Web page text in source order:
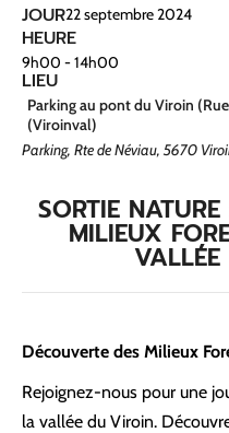
JOUR22septembre2024
HEURE
9h00 - 14h00
LIEU
Parking au pont du Viroin
(Viroinval)
Parking, Rte de Néviau, 5670
SORTIE
MILIEUX
Découverte des Milieux
Rejoignez-nous pour une
la vallée du Viroin.